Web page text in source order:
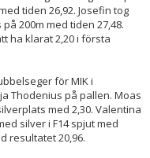
tiden 26,92. Josefin tog
200m med tiden 27,48.
ha klarat 2,20 i första
för MIK i
Thodenius på pallen. Moas
med 2,30. Valentina
silver i F14 spjut med
resultatet 20,96.